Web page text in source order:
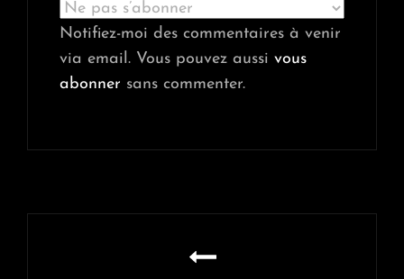
Notifiez-moi des commentaires à venir
via email. Vous pouvez aussi vous
abonner sans commenter.